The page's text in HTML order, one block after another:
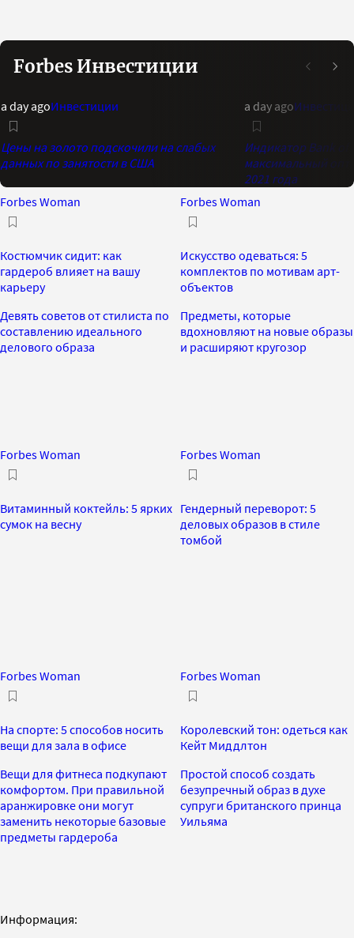
Forbes Инвестиции
a day agoИнвестиции
Цены на золото подскочили на слабых
данных по занятости в США
a day ago
Индикатор Bank of
максимальный
2021 года
Forbes Woman
Костюмчик сидит: как
гардероб влияет на вашу
карьеру
Девять советов от стилиста по
составлению идеального
делового образа
Forbes Woman
Искусство одеваться: 5
комплектов по мотивам арт-
объектов
Предметы, которые
вдохновляют на новые образы
и расширяют кругозор
Forbes Woman
Витаминный коктейль: 5 ярких
сумок на весну
Forbes Woman
Гендерный переворот: 5
деловых образов в стиле
томбой
Forbes Woman
На спорте: 5 способов носить
вещи для зала в офисе
Вещи для фитнеса подкупают
комфортом. При правильной
аранжировке они могут
заменить некоторые базовые
предметы гардероба
Forbes Woman
Королевский тон: одеться как
Кейт Миддлтон
Простой способ создать
безупречный образ в духе
супруги британского принца
Уильяма
Информация: